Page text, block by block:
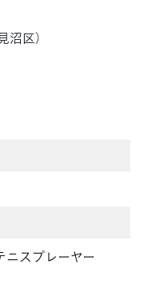
沼区）
ニスプレーヤー